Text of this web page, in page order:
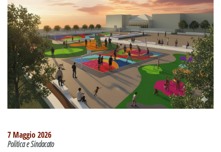
7 Maggio 2026
Politica e Sindacato